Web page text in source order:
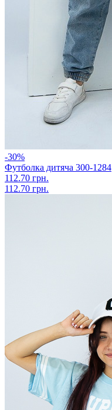
-30%
Футболка дитяча 300-1284
112.70 грн.
112.70 грн.